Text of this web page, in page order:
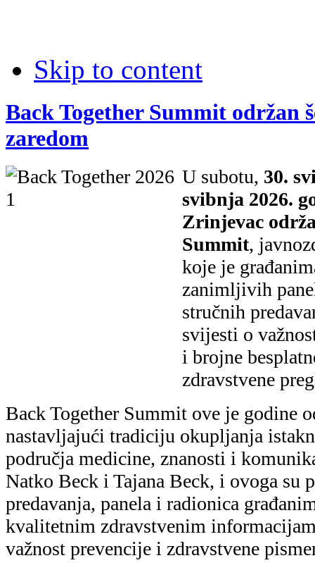
Skip to content
Back Together Summit održan
zaredom
U subotu, 30.
svibnja 2026.
Zrinjevac
Summit,
koje je
zanimljivih
stručnih
svijesti o
i brojne
zdravstvene
Back Together Summit ove je godine
nastavljajući tradiciju okupljanja
područja medicine, znanosti i
Natko Beck i Tajana Beck, i ovoga su
predavanja, panela i radionica
kvalitetnim zdravstvenim
važnost prevencije i zdravstvene